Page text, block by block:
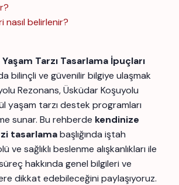
nasıl belirlenir?
Tarzı Tasarlama İpuçları
bilinçli ve güvenilir bilgiye ulaşmak
Rezonans, Üsküdar Koşuyolu
yaşam tarzı destek programları
sunar. Bu rehberde kendinize
tasarlamabaşlığında iştah
sağlıklı beslenme alışkanlıkları ile
hakkında genel bilgileri ve
dikkat edebileceğini paylaşıyoruz.